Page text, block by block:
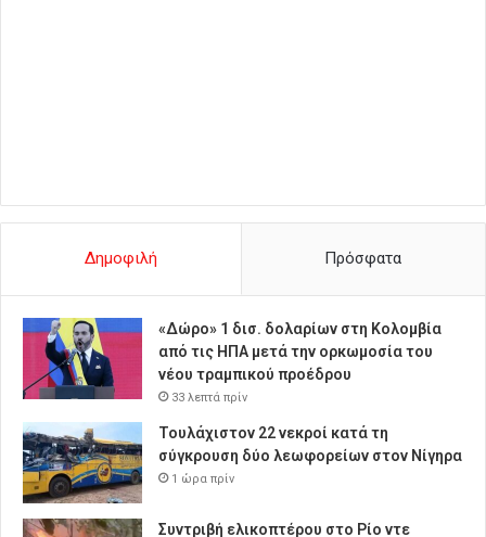
Δημοφιλή Πρόσφατα
«Δώρο» 1 δισ. δολαρίων στη Κολομβία
από τις ΗΠΑ μετά την ορκωμοσία του
νέου τραμπικού προέδρου
33 λεπτά πρίν
Τουλάχιστον 22 νεκροί κατά τη
σύγκρουση δύο λεωφορείων στον Νίγηρα
1 ώρα πρίν
Συντριβή ελικοπτέρου στο Ρίο ντε